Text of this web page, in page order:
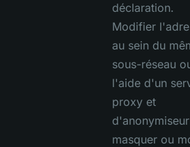
déclaration.
Modifier
au sein du
sous-réseau
l'aide d'un
proxy et
masquer ou